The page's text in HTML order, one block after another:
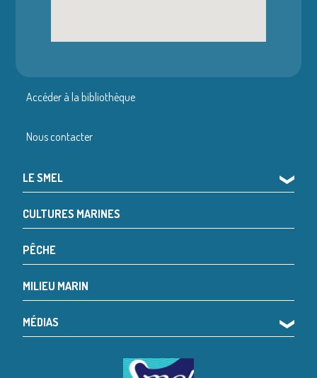
Accéder à la bibliothèque
Nous contacter
LE SMEL ❯
CULTURES MARINES
PÊCHE
MILIEU MARIN
MÉDIAS ❯